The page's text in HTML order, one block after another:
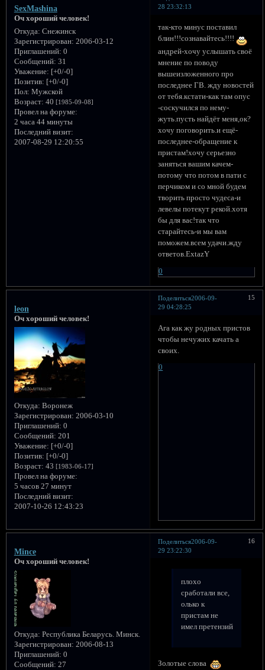
28 23:32:13
SexMashina
Оч хороший человек!
Откуда: Снежинск
Зарегистрирован: 2006-03-12
Приглашений: 0
Сообщений: 31
Уважение: [+0/-0]
Позитив: [+0/-0]
Пол: Мужской
Возраст: 40 [1985-09-08]
Провел на форуме:
2 часа 44 минуты
Последний визит:
2007-08-29 12:20:55
так-кто минус поставил
блин!!!сознавайтесь!!!!
андрей-хочу услышать своё
мнение по поводу
вышеизложенного про
последнее ГВ. жду новостей
от тебя.кстати-как там опус
-соскучился по нему-
жуть.пусть найдёт меня,ок?
хочу поговорить.и ещё-
последнее-обращение к
пристам!хочу серьезно
заняться вашим качем-
потому что потом в пати с
перчиком и со мной будем
творить просто чудеса-и
левелы потекут рекой.хотя
бы для вас!так что
старайтесь-и мы вам
поможем.всем удачи.жду
ответов.ExtazY
0
Поделиться 15
2006-09-
29 04:28:25
leon
Оч хороший человек!
Откуда: Воронеж
Зарегистрирован: 2006-03-10
Приглашений: 0
Сообщений: 201
Уважение: [+0/-0]
Позитив: [+0/-0]
Возраст: 43 [1983-06-17]
Провел на форуме:
5 часов 27 минут
Последний визит:
2007-10-26 12:43:23
Ага как жу родных пристов
чтобы нечужих качать а
своих.
0
Поделиться 16
2006-09-
29 23:22:30
Mince
Оч хороший человек!
Откуда: Республика Беларусь. Минск.
Зарегистрирован: 2006-08-13
Приглашений: 0
Сообщений: 27
плохо
сработали все,
олько к
пристам не
имел претензий
Золотые слова